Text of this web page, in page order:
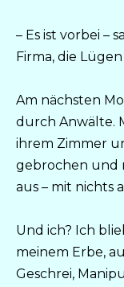
– Es ist vorbei –
Firma, die
Am nächsten
durch Anwälte.
ihrem Zimmer
gebrochen und
aus – mit nichts
Und ich? Ich
meinem Erbe,
Geschrei,